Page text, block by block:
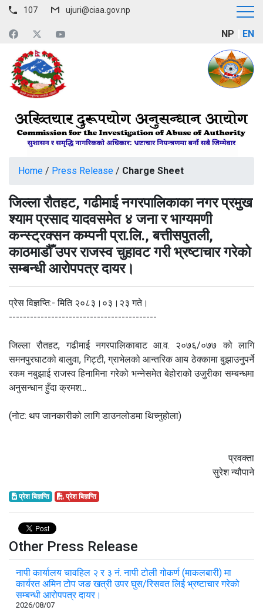
107 ujuri@ciaa.gov.np
NP EN
Home / Press Release / Charge Sheet
जिल्ला रौतहट, गढीमाई नगरपालिकाका नगर प्रमुख
श्याम प्रसाद यादवसमेत ४ जना र भाग्यमणी
कन्स्ट्रक्सन कम्पनी प्रा.लि., बत्तीसपुतली,
काठमाडौँ उपर राजस्व चुहावट गरी भ्रष्टाचार गरेको
सम्बन्धी आरोपपत्र दायर।
प्रेस विज्ञप्ति:- मिति २०८३।०३।२३ गते।
------------------------------------------
जिल्ला रौतहट, गढीमाई नगरपालिकाबाट आ.व. २०७६/०७७ को लागि
समनपुरघाटको बालुवा, गिट्टी, ग्राभेलको आन्तरिक आय ठेक्कामा बुझाउनुपर्ने
रकम नबुझाई राजस्व हिनामिना गरेको भन्नेसमेत बेहोराको उजुरीका सम्बन्धमा
अनुसन्धान हुँदा क्रमश...
(नोट: थप जानकारीको लागि डाउनलोडमा थिच्नुहोला)
प्रवक्ता
सुरेश न्यौपाने
प्रेश बिज्ञप्ति प्रेश बिज्ञप्ति
Other Press Release
नापी कार्यालय चावहिल २ र ३ नं. नापी टोली गोकर्ण (माकलबारी) मा
कार्यरत अमिन टोप जङ खत्री उपर घुस/रिसवत लिई भ्रष्टाचार गरेको
सम्बन्धी आरोपपत्र दायर।
2026/08/07